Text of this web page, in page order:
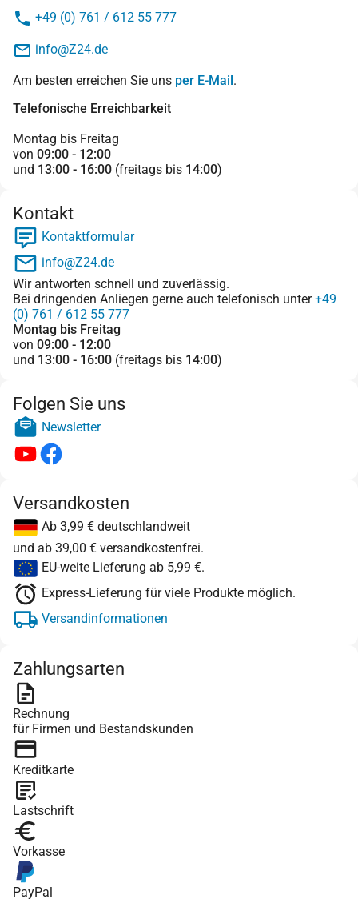
+49 (0) 761 / 612 55 777
info@Z24.de
Am besten erreichen Sie uns per E-Mail.
Telefonische Erreichbarkeit
Montag bis Freitag
von 09:00 - 12:00
und 13:00 - 16:00 (freitags bis 14:00)
Kontakt
Kontaktformular
info@Z24.de
Wir antworten schnell und zuverlässig.
Bei dringenden Anliegen gerne auch telefonisch unter+49
(0) 761 / 612 55 777
Montag bis Freitag
von 09:00 - 12:00
und 13:00 - 16:00 (freitags bis 14:00)
Folgen Sie uns
Newsletter
Versandkosten
Ab 3,99 € deutschlandweit
und ab 39,00 € versandkostenfrei.
EU-weite Lieferung ab 5,99 €.
Express-Lieferung für viele Produkte möglich.
Versandinformationen
Zahlungsarten
Rechnung
für Firmen und Bestandskunden
Kreditkarte
Lastschrift
Vorkasse
PayPal